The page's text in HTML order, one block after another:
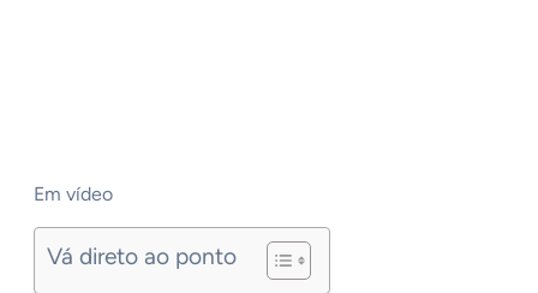
Em vídeo
Vá direto ao ponto